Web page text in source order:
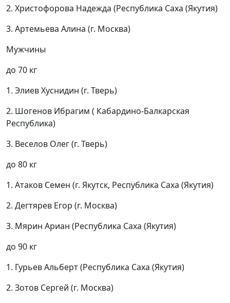
2. Христофорова Надежда (Республика Саха (Якутия)
3. Артемьева Алина (г. Москва)
Мужчины
до 70 кг
1. Элиев Хуснидин (г. Тверь)
2. Шогенов Ибрагим ( Кабардино-Балкарская
Республика)
3. Веселов Олег (г. Тверь)
до 80 кг
1. Атаков Семен (г. Якутск, Республика Саха (Якутия)
2. Дегтярев Егор (г. Москва)
3. Мярин Ариан (Республика Саха (Якутия)
до 90 кг
1. Гурьев Альберт (Республика Саха (Якутия)
2. Зотов Сергей (г. Москва)